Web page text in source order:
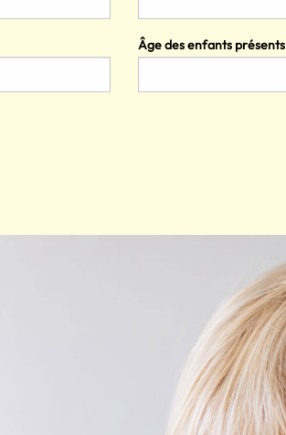
Âge des enfants présents